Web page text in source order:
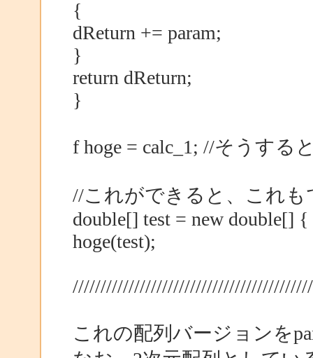
{
dReturn += param;
}
return dReturn;
}
f hoge = calc_1; //そうする
//これができると、これも
double[] test = new double[]
hoge(test);
これの配列バージョンを